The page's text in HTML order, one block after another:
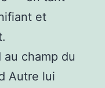
et
au champ du
Autre lui